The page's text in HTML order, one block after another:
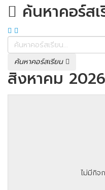
ค้นหาคอร์ส
ค้นหาคอร์สเรียน
สิงหาคม 2026
ไม่มีกิจ